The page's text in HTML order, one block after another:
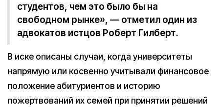
студентов, чем это было бы на
свободном рынке», — отметил один из
адвокатов истцов Роберт Гилберт.
В иске описаны случаи, когда университеты
напрямую или косвенно учитывали финансовое
положение абитуриентов и историю
пожертвований их семей при принятии решений